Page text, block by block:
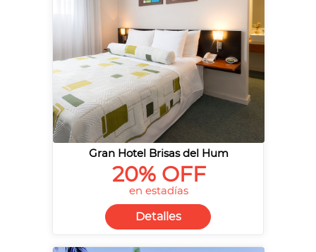
Gran Hotel Brisas del Hum
20% OFF
en estadías
Detalles